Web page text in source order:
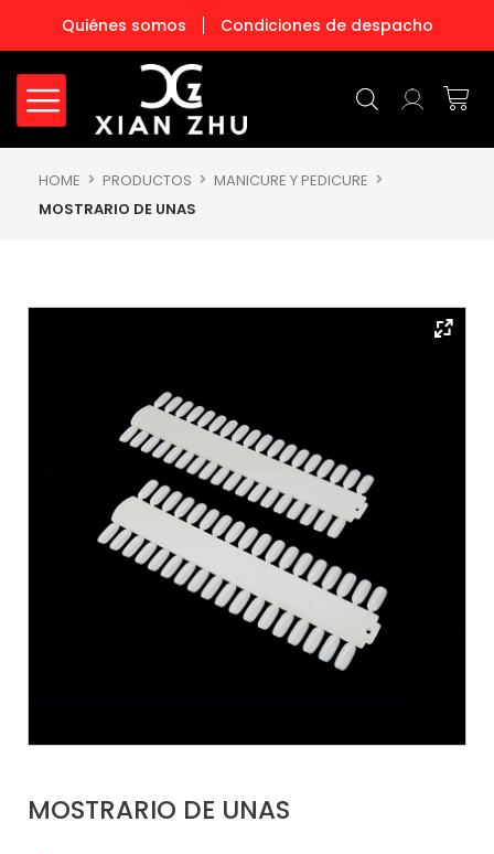
contenido
Quiénes somos Condiciones de despacho
HOME PRODUCTOS
MANICURE Y PEDICURE
MOSTRARIO DE UNAS
MOSTRARIO DE UNAS